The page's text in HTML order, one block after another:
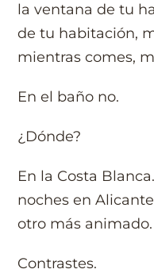
la ventana de tu
de tu habitación,
mientras comes,
En el baño no.
¿Dónde?
En la Costa
noches en
otro más animado.
Contrastes.